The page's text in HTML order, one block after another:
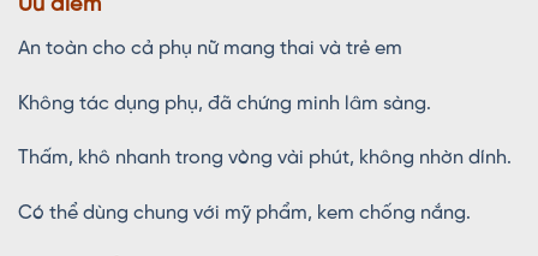
Ưu điểm
An toàn cho cả phụ nữ mang thai và trẻ em
Không tác dụng phụ, đã chứng minh lâm sàng.
Thấm, khô nhanh trong vòng vài phút, không nhờn dính.
Có thể dùng chung với mỹ phẩm, kem chống nắng.